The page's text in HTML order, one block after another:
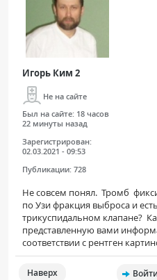
Игорь Ким 2
Не на сайте
Был на сайте: 18 часов
22 минуты назад
Зарегистрирован:
02.03.2021 - 09:53
Публикации: 728
Не совсем понял. Тромб
по Узи фракция выброса и
трикуспидальном клапане?
представленную вами
соответствии с рентген
Наверх